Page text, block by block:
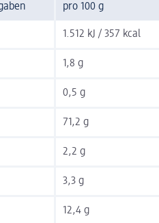
pro 100 g
1.512 kJ / 357 kcal
1,8 g
0,5 g
71,2 g
2,2 g
3,3 g
12,4 g